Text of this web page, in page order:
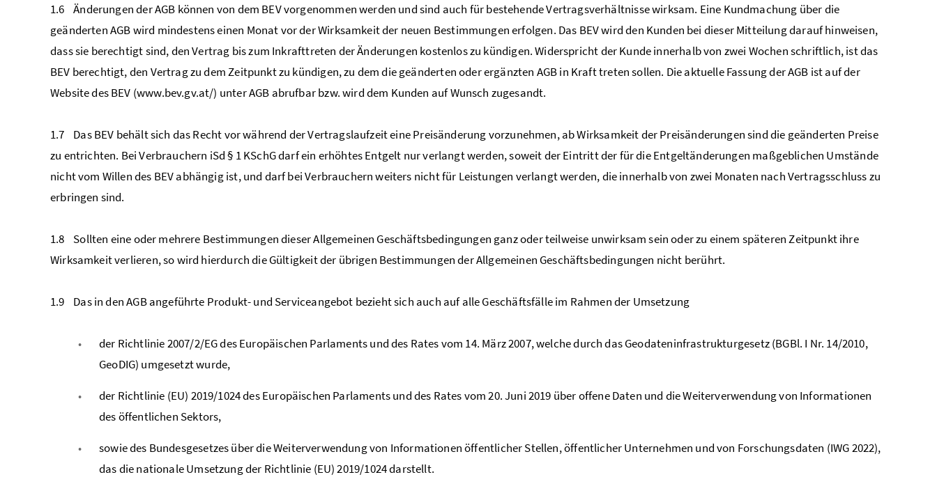
1.6 Änderungen der AGB können von dem BEV vorgenommen werden und sind auch für bestehende Vertragsverhältnisse wirksam. Eine Kundmachung über die
geänderten AGB wird mindestens einen Monat vor der Wirksamkeit der neuen Bestimmungen erfolgen. Das BEV wird den Kunden bei dieser Mitteilung darauf hinweisen,
dass sie berechtigt sind, den Vertrag bis zum Inkrafttreten der Änderungen kostenlos zu kündigen. Widerspricht der Kunde innerhalb von zwei Wochen schriftlich, ist das
BEV berechtigt, den Vertrag zu dem Zeitpunkt zu kündigen, zu dem die geänderten oder ergänzten AGB in Kraft treten sollen. Die aktuelle Fassung der AGB ist auf der
Website des BEV (www.bev.gv.at/) unter AGB abrufbar bzw. wird dem Kunden auf Wunsch zugesandt.
1.7 Das BEV behält sich das Recht vor während der Vertragslaufzeit eine Preisänderung vorzunehmen, ab Wirksamkeit der Preisänderungen sind die geänderten Preise
zu entrichten. Bei Verbrauchern iSd § 1 KSchG darf ein erhöhtes Entgelt nur verlangt werden, soweit der Eintritt der für die Entgeltänderungen maßgeblichen Umstände
nicht vom Willen des BEV abhängig ist, und darf bei Verbrauchern weiters nicht für Leistungen verlangt werden, die innerhalb von zwei Monaten nach Vertragsschluss zu
erbringen sind.
1.8 Sollten eine oder mehrere Bestimmungen dieser Allgemeinen Geschäftsbedingungen ganz oder teilweise unwirksam sein oder zu einem späteren Zeitpunkt ihre
Wirksamkeit verlieren, so wird hierdurch die Gültigkeit der übrigen Bestimmungen der Allgemeinen Geschäftsbedingungen nicht berührt.
1.9 Das in den AGB angeführte Produkt- und Serviceangebot bezieht sich auch auf alle Geschäftsfälle im Rahmen der Umsetzung
der Richtlinie 2007/2/EG des Europäischen Parlaments und des Rates vom 14. März 2007, welche durch das Geodateninfrastrukturgesetz (BGBl. I Nr. 14/2010,
GeoDIG) umgesetzt wurde,
der Richtlinie (EU) 2019/1024 des Europäischen Parlaments und des Rates vom 20. Juni 2019 über offene Daten und die Weiterverwendung von Informationen
des öffentlichen Sektors,
sowie des Bundesgesetzes über die Weiterverwendung von Informationen öffentlicher Stellen, öffentlicher Unternehmen und von Forschungsdaten (IWG 2022),
das die nationale Umsetzung der Richtlinie (EU) 2019/1024 darstellt.